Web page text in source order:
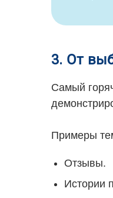
3. От
Самый
Примеры
Отзывы.
Истории